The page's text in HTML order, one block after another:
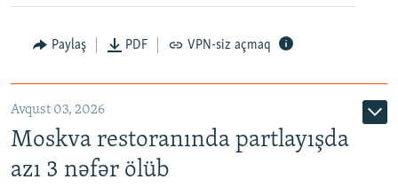
Paylaş PDF VPN-siz açmaq
Avqust 03, 2026
Moskva restoranında partlayışda
azı 3 nəfər ölüb